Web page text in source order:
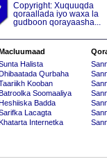
Copyright: Xuquuqda
qoraallada iyo waxa la
gudboon qorayaasha...
Halista
Qurbaha
Kooban
Soomaaliya
Badda
Lacagta
Internetka